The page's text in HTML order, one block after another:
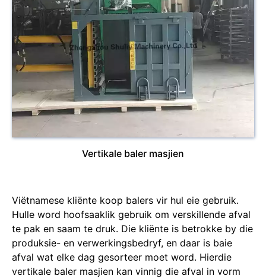
Vertikale baler masjien
Viëtnamese kliënte koop balers vir hul eie gebruik.
Hulle word hoofsaaklik gebruik om verskillende afval
te pak en saam te druk. Die kliënte is betrokke by die
produksie- en verwerkingsbedryf, en daar is baie
afval wat elke dag gesorteer moet word. Hierdie
vertikale baler masjien kan vinnig die afval in vorm